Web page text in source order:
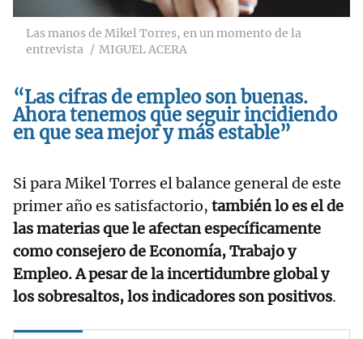
Las manos de Mikel Torres, en un momento de la
entrevista
MIGUEL ACERA
“Las cifras de empleo son buenas.
Ahora tenemos que seguir incidiendo
en que sea mejor y más estable”
Si para Mikel Torres el balance general de este
primer año es satisfactorio, también lo es el de
las materias que le afectan específicamente
como consejero de Economía, Trabajo y
Empleo. A pesar de la incertidumbre global y
los sobresaltos, los indicadores son positivos.